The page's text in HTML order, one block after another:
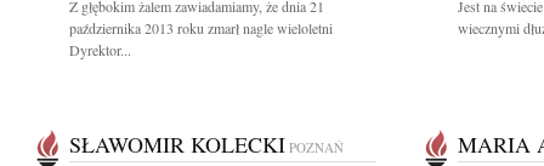
Z głębokim żalem zawiadamiamy, że dnia 21
października 2013 roku zmarł nagle wieloletni
Dyrektor...
Jest na
wiecznymi
SŁAWOMIR KOLECKI POZNAŃ MARIA